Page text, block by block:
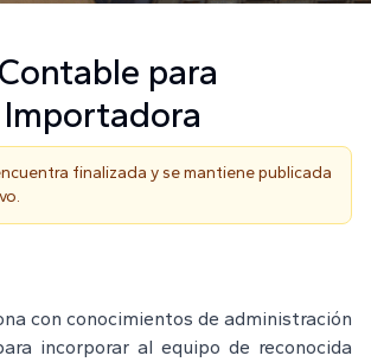
para
finalizada y se mantiene publicada
con conocimientos de administración
incorporar al equipo de reconocida